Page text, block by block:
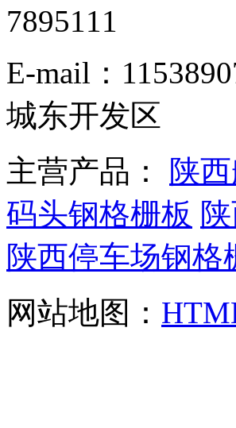
7895111
E-mail：
城东开发区
主营产品： 陕
码头钢格栅板
陕西停车场钢格
网站地图：